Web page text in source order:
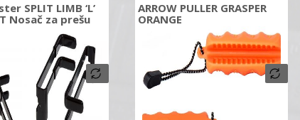
SPLIT LIMB ‘L’
Nosač za prešu
ARROW PULLER GRASPER
ORANGE